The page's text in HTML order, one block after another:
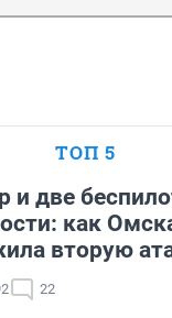
ТОП 5
и две
как
вторую
22